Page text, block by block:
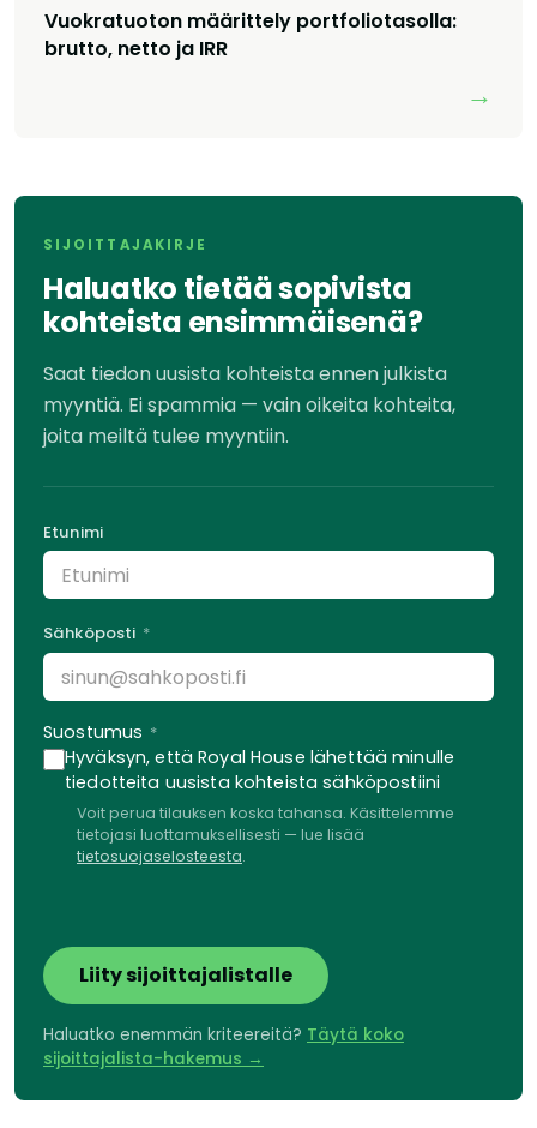
Vuokratuoton määrittely portfoliotasolla:
brutto, netto ja IRR
→
SIJOITTAJAKIRJE
Haluatko tietää sopivista
kohteista ensimmäisenä?
Saat tiedon uusista kohteista ennen julkista
myyntiä. Ei spammia — vain oikeita kohteita,
joita meiltä tulee myyntiin.
Etunimi
Sähköposti
Suostumus
Hyväksyn, että Royal House lähettää minulle
tiedotteita uusista kohteista sähköpostiini
Voit perua tilauksen koska tahansa. Käsittelemme
tietojasi luottamuksellisesti — lue lisää
tietosuojaselosteesta.
Haluatko enemmän kriteereitä? Täytä koko
sijoittajalista-hakemus →